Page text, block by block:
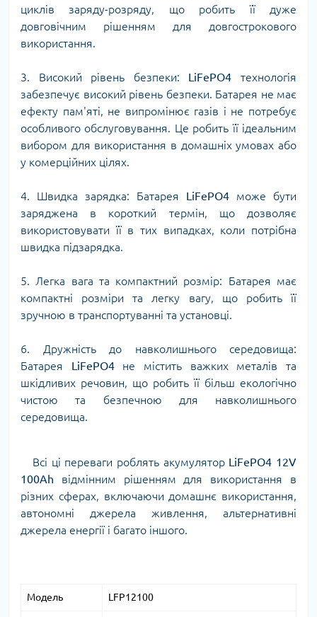
циклів заряду-розряду, що робить її дуже
довговічним рішенням для довгострокового
використання.
3. Високий рівень безпеки: LiFePO4 технологія
забезпечує високий рівень безпеки. Батарея не має
ефекту пам'яті, не випромінює газів і не потребує
особливого обслуговування. Це робить її ідеальним
вибором для використання в домашніх умовах або
у комерційних цілях.
4. Швидка зарядка: Батарея LiFePO4 може бути
заряджена в короткий термін, що дозволяє
використовувати її в тих випадках, коли потрібна
швидка підзарядка.
5. Легка вага та компактний розмір: Батарея має
компактні розміри та легку вагу, що робить її
зручною в транспортуванні та установці.
6. Дружність до навколишнього середовища:
Батарея LiFePO4не містить важких металів та
шкідливих речовин, що робить її більш екологічно
чистою та безпечною для навколишнього
середовища.
Всі ці переваги роблять акумулятор LiFePO4 12V
100Ah відмінним рішенням для використання в
різних сферах, включаючи домашнє використання,
автономні джерела живлення, альтернативні
джерела енергії і багато іншого.
Модель LFP12100